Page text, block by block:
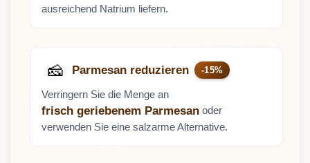
ausreichend Natrium liefern.
🧀 Parmesan reduzieren -15%
Verringern Sie die Menge an
frisch geriebenem Parmesan oder
verwenden Sie eine salzarme Alternative.